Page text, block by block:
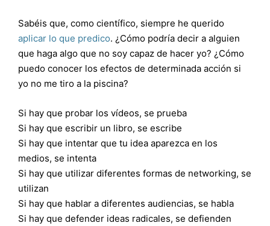
Sabéis que, como científico, siempre he querido
aplicar lo que predico. ¿Cómo podría decir a alguien
que haga algo que no soy capaz de hacer yo? ¿Cómo
puedo conocer los efectos de determinada acción si
yo no me tiro a la piscina?
Si hay que probar los vídeos, se prueba
Si hay que escribir un libro, se escribe
Si hay que intentar que tu idea aparezca en los
medios, se intenta
Si hay que utilizar diferentes formas de networking, se
utilizan
Si hay que hablar a diferentes audiencias, se habla
Si hay que defender ideas radicales, se defienden